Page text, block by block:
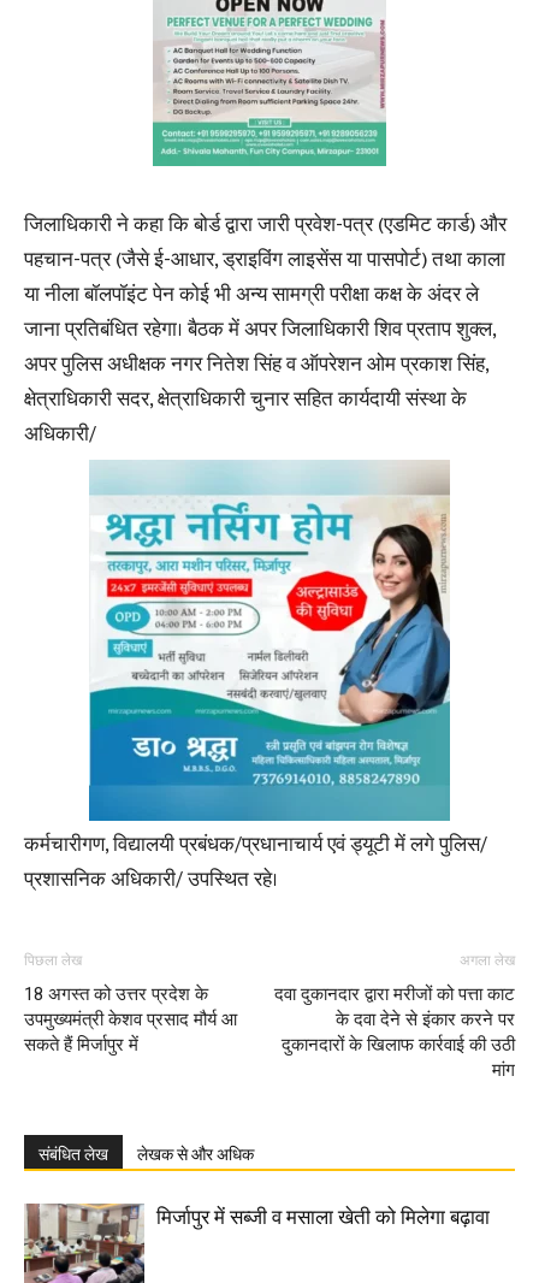
जिलाधिकारी ने कहा कि बोर्ड द्वारा जारी प्रवेश-पत्र (एडमिट कार्ड) और
पहचान-पत्र (जैसे ई-आधार, ड्राइविंग लाइसेंस या पासपोर्ट) तथा काला
या नीला बॉलपॉइंट पेन कोई भी अन्य सामग्री परीक्षा कक्ष के अंदर ले
जाना प्रतिबंधित रहेगा। बैठक में अपर जिलाधिकारी शिव प्रताप शुक्ल,
अपर पुलिस अधीक्षक नगर नितेश सिंह व ऑपरेशन ओम प्रकाश सिंह,
क्षेत्राधिकारी सदर, क्षेत्राधिकारी चुनार सहित कार्यदायी संस्था के
अधिकारी/
कर्मचारीगण, विद्यालयी प्रबंधक/प्रधानाचार्य एवं ड्यूटी में लगे पुलिस/
प्रशासनिक अधिकारी/ उपस्थित रहे।
पिछला लेख
18 अगस्त को उत्तर प्रदेश के
उपमुख्यमंत्री केशव प्रसाद मौर्य आ
सकते हैं मिर्जापुर में
अगला लेख
दवा दुकानदार द्वारा मरीजों को पत्ता काट
के दवा देने से इंकार करने पर
दुकानदारों के खिलाफ कार्रवाई की उठी
मांग
संबंधित लेख लेखक से और अधिक
मिर्जापुर में सब्जी व मसाला खेती को मिलेगा बढ़ावा